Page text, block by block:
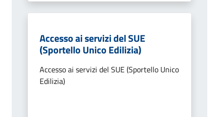
Accesso ai servizi del SUE
(Sportello Unico Edilizia)
Accesso ai servizi del SUE (Sportello Unico
Edilizia)